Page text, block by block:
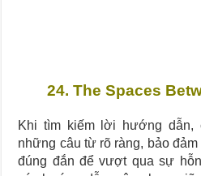
24. The Spaces
Khi tìm kiếm lời hướng dẫn,
những câu từ rõ ràng, bảo
đúng đắn để vượt qua sự